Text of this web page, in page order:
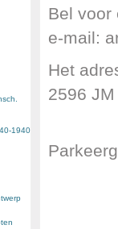
1940
Bel voor
e-mail:
Het
2596